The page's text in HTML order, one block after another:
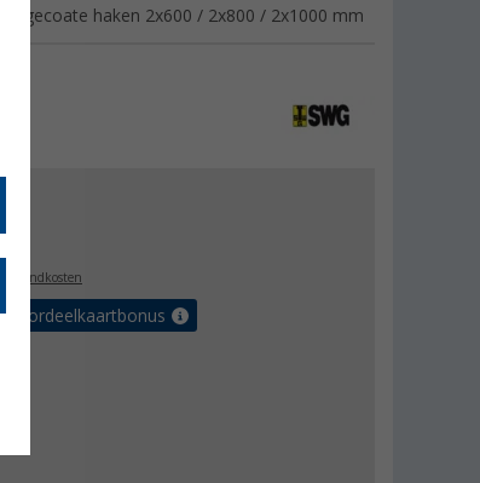
gecoate haken 2x600 / 2x800 / 2x1000 mm
voordeelkaartbonus